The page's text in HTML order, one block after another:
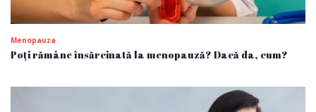
Menopauza
Poți rămâne însărcinată la menopauză? Dacă da, cum?